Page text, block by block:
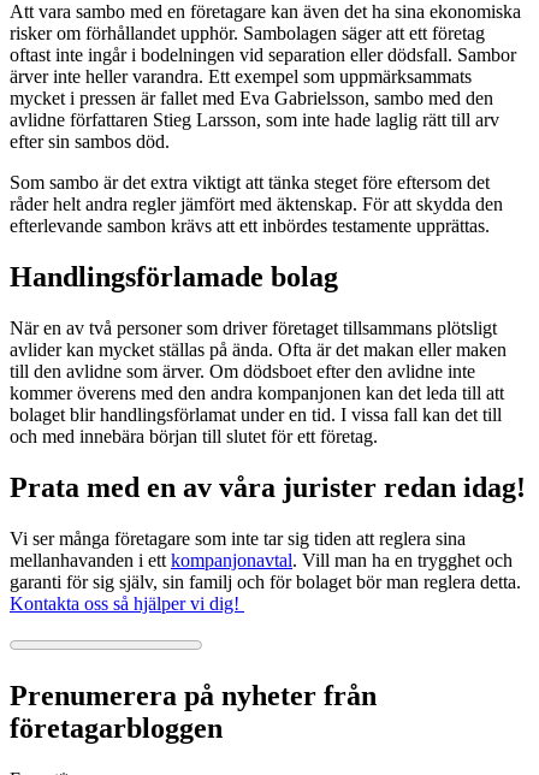
Att vara sambo med en företagare kan även det ha sina ekonomiska
risker om förhållandet upphör. Sambolagen säger att ett företag
oftast inte ingår i bodelningen vid separation eller dödsfall. Sambor
ärver inte heller varandra. Ett exempel som uppmärksammats
mycket i pressen är fallet med Eva Gabrielsson, sambo med den
avlidne författaren Stieg Larsson, som inte hade laglig rätt till arv
efter sin sambos död.
Som sambo är det extra viktigt att tänka steget före eftersom det
råder helt andra regler jämfört med äktenskap. För att skydda den
efterlevande sambon krävs att ett inbördes testamente upprättas.
Handlingsförlamade bolag
När en av två personer som driver företaget tillsammans plötsligt
avlider kan mycket ställas på ända. Ofta är det makan eller maken
till den avlidne som ärver. Om dödsboet efter den avlidne inte
kommer överens med den andra kompanjonen kan det leda till att
bolaget blir handlingsförlamat under en tid. I vissa fall kan det till
och med innebära början till slutet för ett företag.
Prata med en av våra jurister redan idag!
Vi ser många företagare som inte tar sig tiden att reglera sina
mellanhavanden i ett kompanjonavtal. Vill man ha en trygghet och
garanti för sig själv, sin familj och för bolaget bör man reglera detta.
Kontakta oss så hjälper vi dig!
Prenumerera på nyheter från
företagarbloggen